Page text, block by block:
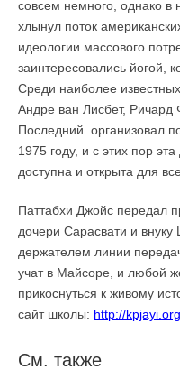
совсем немного, однако
хлынул поток
идеологии массового
заинтересовались йогой,
Среди наиболее
Андре ван Лисбет,
Последний организовал
1975 году, и с этих пор
доступна и открыта для
Паттабхи Джойс передал
дочери Сарасвати и
держателем линии
учат в Майсоре, и любой
прикоснуться к живому
сайт школы: http://kpjayi.org.
См. также